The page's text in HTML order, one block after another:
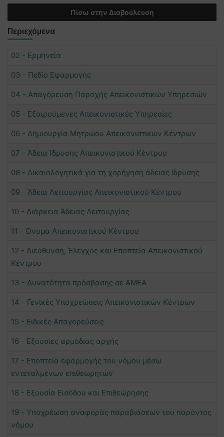
Πίσω στην Διαβούλευση
Περιεχόμενα
02 - Ερμηνεία
03 - Πεδίο Εφαρμογής
04 - Απαγόρευση Παροχής Απεικονιστικών Υπηρεσιών
05 - Εξαιρούμενες Απεικονιστικές Υπηρεσίες
06 - Δημιουργία Μητρώου Απεικονιστικών Κέντρων
07 - Άδεια Ίδρυσης Απεικονιστικού Κέντρου
08 - Δικαιολογητικά για τη χορήγηση άδειας ίδρυσης
09 - Άδεια Λειτουργίας Απεικονιστικού Κέντρου
10 - Διάρκεια Άδειας Λειτουργίας
11 - Όνομα Απεικονιστικού Κέντρου
12 - Διεύθυνση, Έλεγχος και Εποπτεία Απεικονιστικού
Κέντρου
13 - Δυνατότητα πρόσβασης σε ΑΜΕΑ
14 - Γενικές Υποχρεώσεις Απεικονιστικών Κέντρων
15 - Ειδικές Απαγορεύσεις
16 - Εξουσίες αρμόδιας αρχής
17 - Εποπτεία εφαρμογής του νόμου μέσω
εντεταλμένων επιθεωρητών
18 - Εξουσία Εισόδου και Επιθεώρησης
19 - Υποχρέωση αναφοράς παραβιάσεων του παρόντος
νόμου